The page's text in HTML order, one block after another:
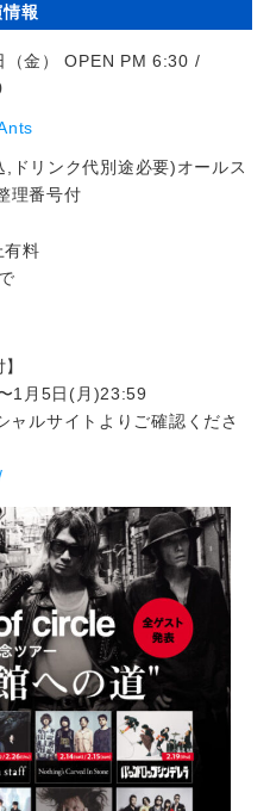
報
（金） OPEN PM 6:30 /
ドリンク代別途必要)オールス
理番号付
有料
1月5日(月)23:59
ルサイトよりご確認くださ